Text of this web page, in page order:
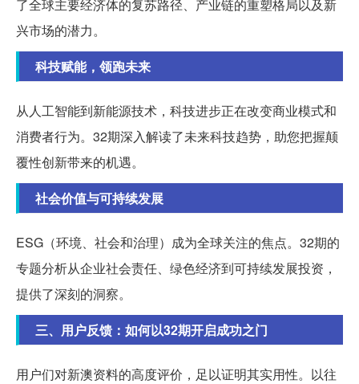
了全球主要经济体的复苏路径、产业链的重塑格局以及新
兴市场的潜力。
科技赋能，领跑未来
从人工智能到新能源技术，科技进步正在改变商业模式和
消费者行为。32期深入解读了未来科技趋势，助您把握颠
覆性创新带来的机遇。
社会价值与可持续发展
ESG（环境、社会和治理）成为全球关注的焦点。32期的
专题分析从企业社会责任、绿色经济到可持续发展投资，
提供了深刻的洞察。
三、用户反馈：如何以32期开启成功之门
用户们对新澳资料的高度评价，足以证明其实用性。以往